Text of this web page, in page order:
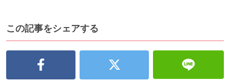
この記事をシェアする